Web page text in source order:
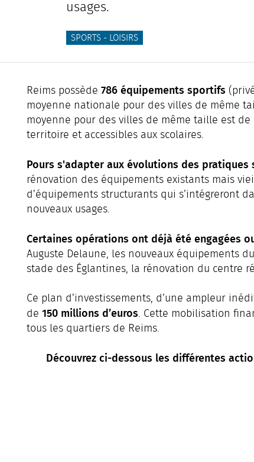
usages.
SPORTS - LOISIRS
Reims possède 786 équipements sportifs
moyenne nationale pour des villes de même
moyenne pour des villes de même taille est
territoire et accessibles aux scolaires.
Pours s'adapter aux évolutions des pratiques
rénovation des équipements existants mais
d’équipements structurants qui s’intégreront
nouveaux usages.
Certaines opérations ont déjà été engagées
Auguste Delaune, les nouveaux équipements
stade des Églantines, la rénovation du centre
Ce plan d’investissements, d’une ampleur
de 150 millions d’euros. Cette mobilisation
tous les quartiers de Reims.
Découvrez ci-dessous les différentes